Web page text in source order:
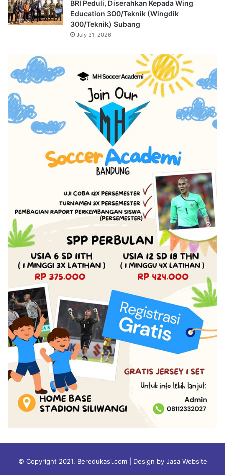
BRI Peduli, Diserahkan Kepada Wing
Education 300/Teknik (Wingdik
300/Teknik) Subang
July 31, 2026
© Copyright 2021, Beredukasi.com | Design by Jasa Website